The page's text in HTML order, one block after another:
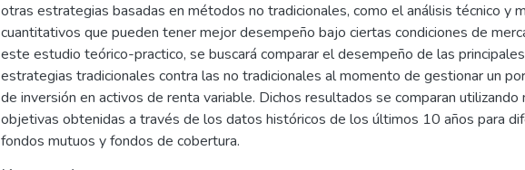
otras estrategias basadas en métodos no tradicionales, como el análisis técnico y
cuantitativos que pueden tener mejor desempeño bajo ciertas condiciones de
este estudio teórico-practico, se buscará comparar el desempeño de las principales
estrategias tradicionales contra las no tradicionales al momento de gestionar un
de inversión en activos de renta variable. Dichos resultados se comparan utilizando
objetivas obtenidas a través de los datos históricos de los últimos 10 años para
fondos mutuos y fondos de cobertura.